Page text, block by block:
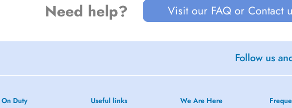
Need help? Visit our FAQ or Contact
Follow us
On Duty Useful links We Are Here